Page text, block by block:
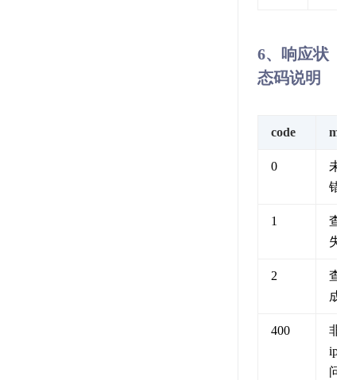
6、响应状
态码说明
code msg
0
未知
错误
1
查询
失败
2
查询
成功
400
非法
ip访
问